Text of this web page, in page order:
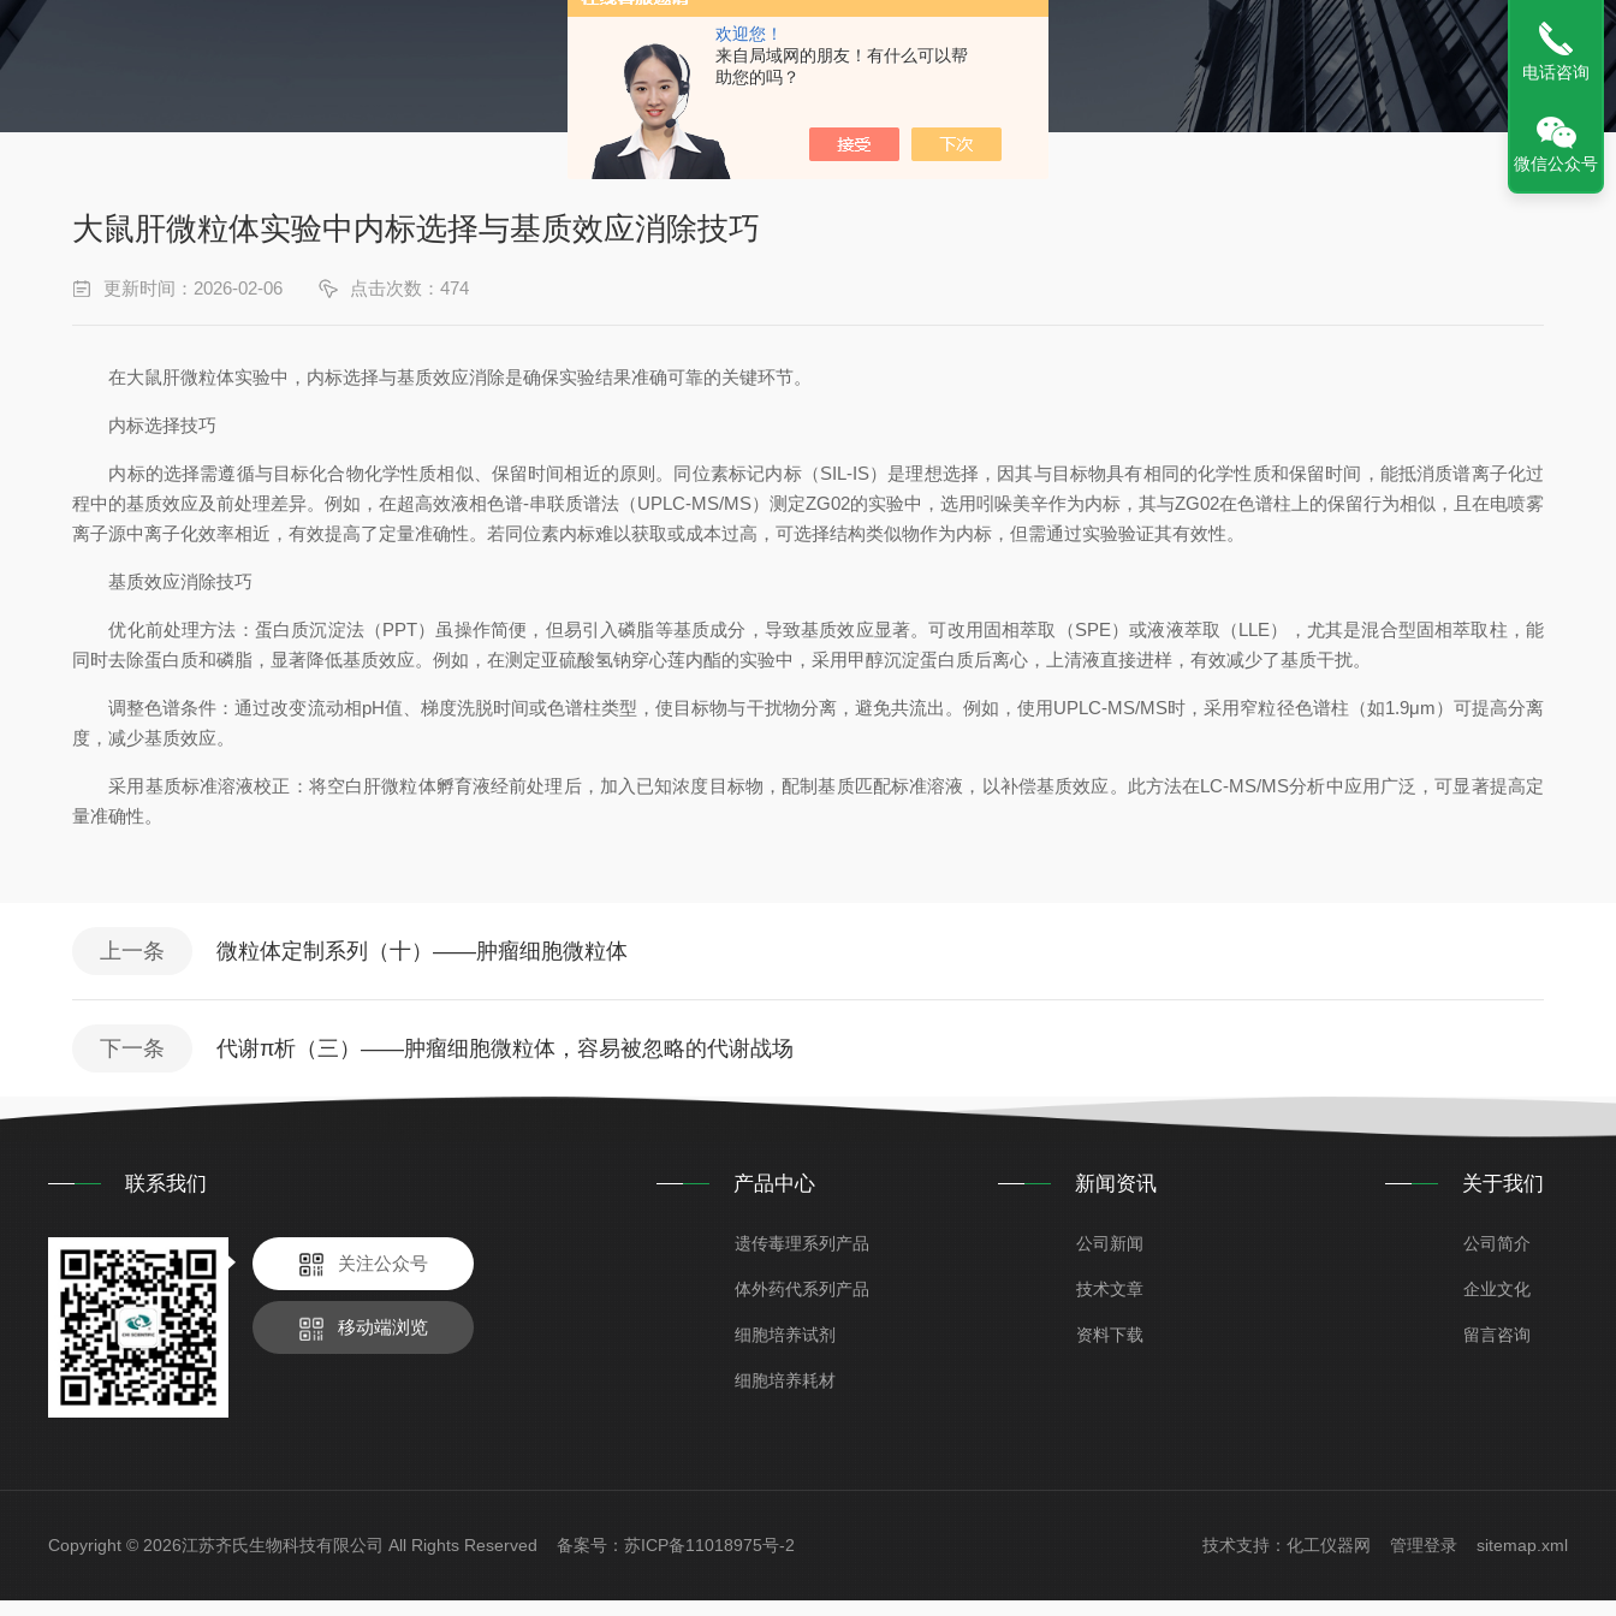
欢迎您！
来自局域网的朋友！有什么可以帮
助您的吗？
大鼠肝微粒体实验中内标选择与基质效应消除技巧
更新时间：2026-02-06 点击次数：474
在大鼠肝微粒体实验中，内标选择与基质效应消除是确保实验结果准确可靠的关键环节。
内标选择技巧
内标的选择需遵循与目标化合物化学性质相似、保留时间相近的原则。同位素标记内标（SIL-IS）是理想选择，因其与目标物具有相同的化学性质和保留时间，能抵消质谱离子化过
程中的基质效应及前处理差异。例如，在超高效液相色谱-串联质谱法（UPLC-MS/MS）测定ZG02的实验中，选用吲哚美辛作为内标，其与ZG02在色谱柱上的保留行为相似，且在电喷雾
离子源中离子化效率相近，有效提高了定量准确性。若同位素内标难以获取或成本过高，可选择结构类似物作为内标，但需通过实验验证其有效性。
基质效应消除技巧
优化前处理方法：蛋白质沉淀法（PPT）虽操作简便，但易引入磷脂等基质成分，导致基质效应显著。可改用固相萃取（SPE）或液液萃取（LLE），尤其是混合型固相萃取柱，能
同时去除蛋白质和磷脂，显著降低基质效应。例如，在测定亚硫酸氢钠穿心莲内酯的实验中，采用甲醇沉淀蛋白质后离心，上清液直接进样，有效减少了基质干扰。
调整色谱条件：通过改变流动相pH值、梯度洗脱时间或色谱柱类型，使目标物与干扰物分离，避免共流出。例如，使用UPLC-MS/MS时，采用窄粒径色谱柱（如1.9μm）可提高分离
度，减少基质效应。
采用基质标准溶液校正：将空白肝微粒体孵育液经前处理后，加入已知浓度目标物，配制基质匹配标准溶液，以补偿基质效应。此方法在LC-MS/MS分析中应用广泛，可显著提高定
量准确性。
上一条 微粒体定制系列（十）——肿瘤细胞微粒体
下一条 代谢π析（三）——肿瘤细胞微粒体，容易被忽略的代谢战场
联系我们
关注公众号
移动端浏览
产品中心
遗传毒理系列产品
体外药代系列产品
细胞培养试剂
细胞培养耗材
新闻资讯
公司新闻
技术文章
资料下载
关于我们
公司简介
企业文化
留言咨询
Copyright © 2026江苏齐氏生物科技有限公司 All Rights Reserved 备案号：苏ICP备11018975号-2 技术支持： 化工仪器网 管理登录 sitemap.xml
电话咨询
微信公众号